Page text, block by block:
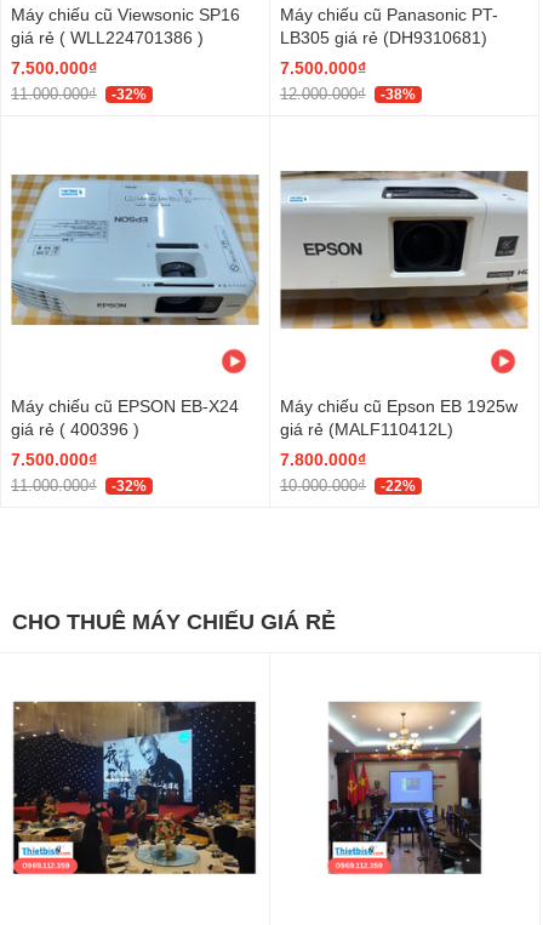
Máy chiếu cũ Viewsonic SP16
giá rẻ ( WLL224701386 )
7.500.000₫
11.000.000₫ -32%
Máy chiếu cũ Panasonic PT-
LB305 giá rẻ (DH9310681)
7.500.000₫
12.000.000₫ -38%
Máy chiếu cũ EPSON EB-X24
giá rẻ ( 400396 )
7.500.000₫
11.000.000₫ -32%
Máy chiếu cũ Epson EB 1925w
giá rẻ (MALF110412L)
7.800.000₫
10.000.000₫ -22%
CHO THUÊ MÁY CHIẾU GIÁ RẺ